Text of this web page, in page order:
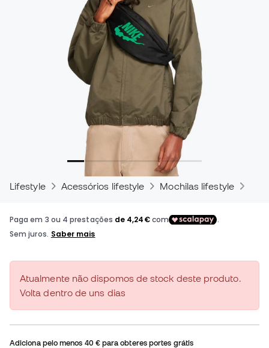
Lifestyle Acessórios lifestyle Mochilas lifestyle
Atualmente não dispomos de stock deste produto.
Volta dentro de uns dias
Adiciona pelo menos 40 €para obteres portes grátis